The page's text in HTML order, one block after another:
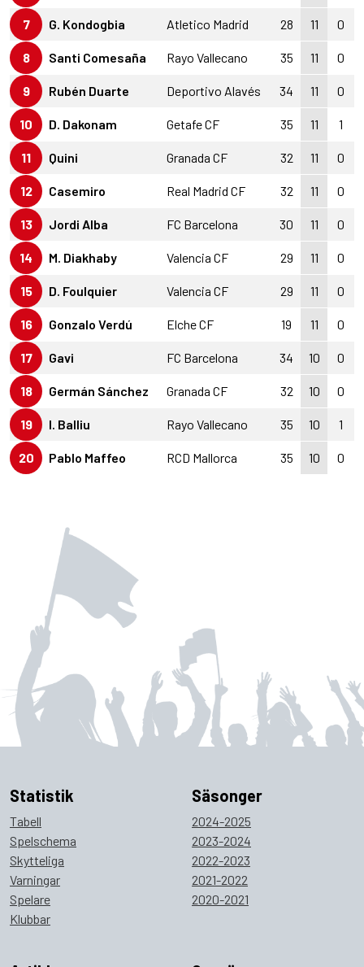
7 G. Kondogbia Atletico Madrid 28 11 0
8 Santi Comesaña Rayo Vallecano 35 11 0
9 Rubén Duarte Deportivo Alavés 34 11 0
10 D. Dakonam Getafe CF 35 11 1
11 Quini Granada CF 32 11 0
12 Casemiro Real Madrid CF 32 11 0
13 Jordi Alba FC Barcelona 30 11 0
14 M. Diakhaby Valencia CF 29 11 0
15 D. Foulquier Valencia CF 29 11 0
16 Gonzalo Verdú Elche CF 19 11 0
17 Gavi FC Barcelona 34 10 0
18 Germán Sánchez Granada CF 32 10 0
19 I. Balliu Rayo Vallecano 35 10 1
20 Pablo Maffeo RCD Mallorca 35 10 0
Statistik
Tabell
Spelschema
Skytteliga
Varningar
Spelare
Klubbar
Säsonger
2024-2025
2023-2024
2022-2023
2021-2022
2020-2021